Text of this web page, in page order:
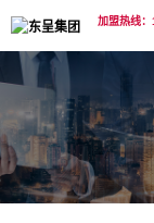
加盟热线